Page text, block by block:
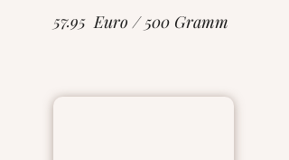
57.95 Euro / 500 Gramm